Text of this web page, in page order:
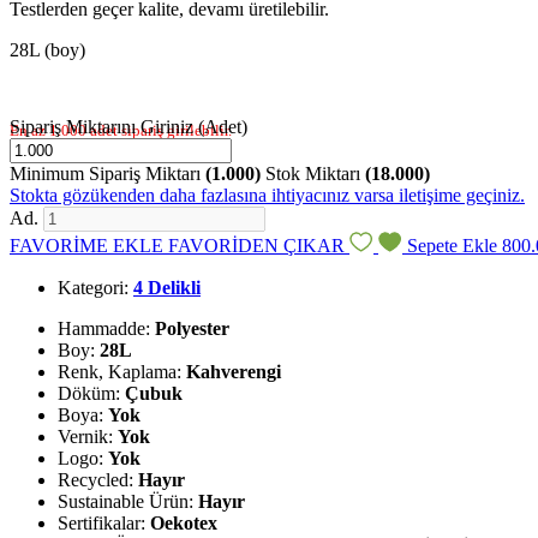
Testlerden geçer kalite, devamı üretilebilir.
28L (boy)
En az 1.000 adet sipariş girilebilir.
Sipariş Miktarını Giriniz (Adet)
Minimum Sipariş Miktarı (1.000) Stok Miktarı (18.000)
Stokta gözükenden daha fazlasına ihtiyacınız varsa iletişime geçiniz.
Ad.
FAVORİME EKLE FAVORİDEN ÇIKAR Sepete Ekle
Kategori: 4 Delikli
Hammadde: Polyester
Boy: 28L
Renk, Kaplama: Kahverengi
Döküm: Çubuk
Boya: Yok
Vernik: Yok
Logo: Yok
Recycled: Hayır
Sustainable Ürün: Hayır
Sertifikalar: Oekotex